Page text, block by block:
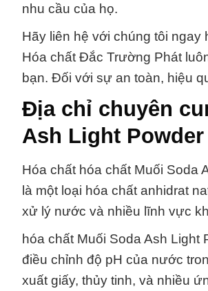
nhu cầu của họ.
Hãy liên hệ với chúng tôi ngay
Hóa chất Đắc Trường Phát
bạn. Đối với sự an toàn, hiệu
Địa chỉ chuyên
Ash Light
Hóa chất hóa chất Muối Soda
là một loại hóa chất anhidrat
xử lý nước và nhiều lĩnh vực
hóa chất Muối Soda Ash
điều chỉnh độ pH của nước
xuất giấy, thủy tinh, và nhiều